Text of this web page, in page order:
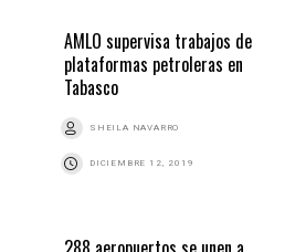
AMLO supervisa trabajos de
plataformas petroleras en
Tabasco
SHEILA NAVARRO
DICIEMBRE 12, 2019